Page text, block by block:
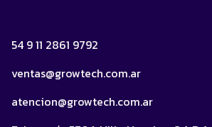
54 9 11 2861 9792
ventas@growtech.com.ar
atencion@growtech.com.ar